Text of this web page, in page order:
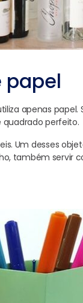
papel
apenas papel.
perfeito.
Um desses
também servir